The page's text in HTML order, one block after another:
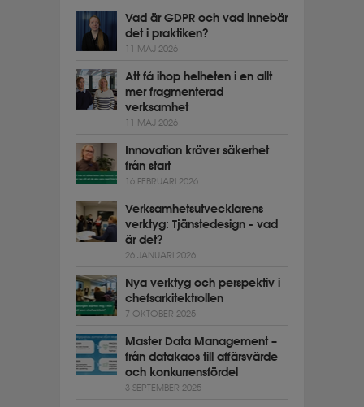
Vad är GDPR och vad innebär
det i praktiken?
11 MAJ 2026
Att få ihop helheten i en allt
mer fragmenterad
verksamhet
11 MAJ 2026
Innovation kräver säkerhet
från start
16 FEBRUARI 2026
Verksamhetsutvecklarens
verktyg: Tjänstedesign - vad
är det?
26 JANUARI 2026
Nya verktyg och perspektiv i
chefsarkitektrollen
7 OKTOBER 2025
Master Data Management –
från datakaos till affärsvärde
och konkurrensfördel
3 SEPTEMBER 2025